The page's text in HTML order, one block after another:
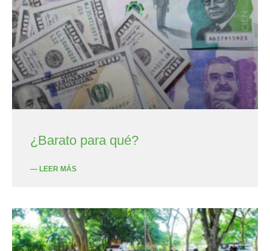
¿Barato para qué?
— LEER MÁS